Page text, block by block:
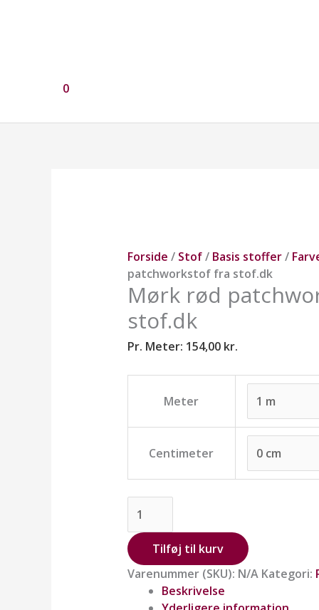
0
Forside / Stof/ Basis stoffer/
patchworkstof fra stof.dk
Mørk rød
stof.dk
Pr. Meter: 154,00 kr.
Meter
Centimeter
antal
Tilføj til kurv
Varenummer (SKU): N/A Kategori:
Beskrivelse